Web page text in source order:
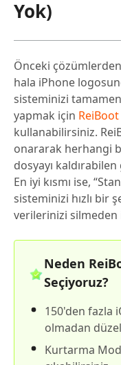
Yok)
Önceki
hala iPhone
sisteminizi
yapmak için
kullanabilirsiniz.
onararak herhangi
dosyayı
En iyi kısmı ise,
sisteminizi hızlı bir
verilerinizi
Neden
Seçiyoruz?
150'den fazla
olmadan
Kurtarma